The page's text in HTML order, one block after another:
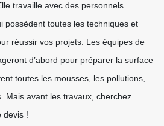
travaille avec des personnels
possèdent toutes les techniques et
réussir vos projets. Les équipes de
d’abord pour préparer la surface
toutes les mousses, les pollutions,
Mais avant les travaux, cherchez
devis !